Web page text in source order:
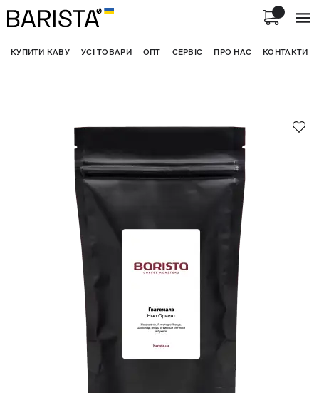
КУПИТИ КАВУ УСІ ТОВАРИ ОПТ СЕРВІС ПРО НАС КОНТАКТИ